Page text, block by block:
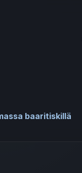
baaritiskillä